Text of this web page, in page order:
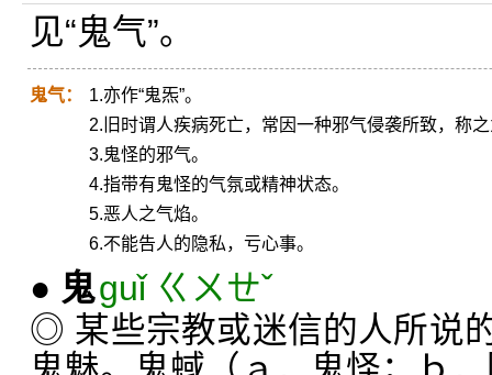
见“鬼气”。
鬼气：
1.亦作“鬼炁”。
2.旧时谓人疾病死亡，常因一种邪气侵袭所致，称
3.鬼怪的邪气。
4.指带有鬼怪的气氛或精神状态。
5.恶人之气焰。
6.不能告人的隐私，亏心事。
● 鬼guǐ ㄍㄨㄝˇ
◎ 某些宗教或迷信的人所说